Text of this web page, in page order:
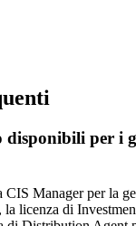
disponibili per i
Manager per la
licenza di